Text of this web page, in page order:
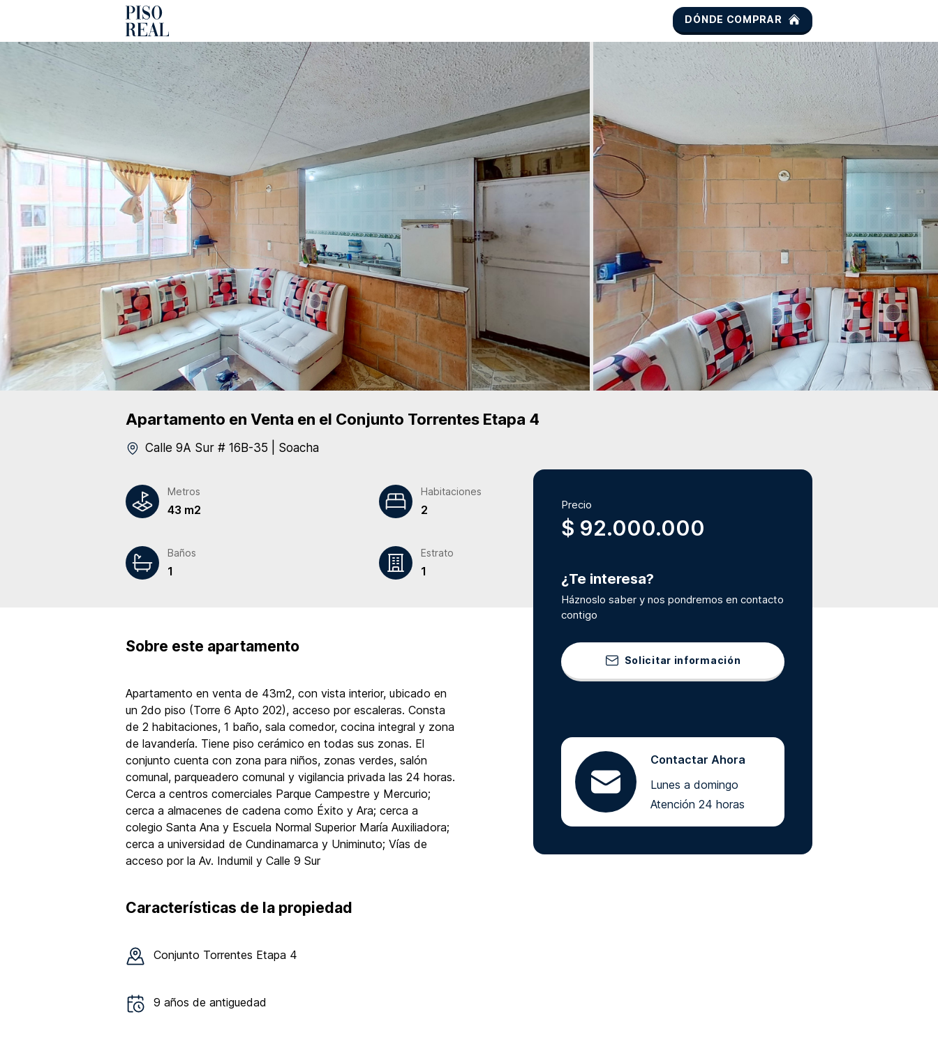
DÓNDE COMPRAR
Apartamento en Venta en el Conjunto Torrentes Etapa 4
Calle 9A Sur # 16B-35 Soacha
Metros
43 m2
Habitaciones
2
Baños
1
Estrato
1
Sobre este apartamento
Apartamento en venta de 43m2, con vista interior, ubicado en
un 2do piso (Torre 6 Apto 202), acceso por escaleras. Consta
de 2 habitaciones, 1 baño, sala comedor, cocina integral y zona
de lavandería. Tiene piso cerámico en todas sus zonas. El
conjunto cuenta con zona para niños, zonas verdes, salón
comunal, parqueadero comunal y vigilancia privada las 24 horas.
Cerca a centros comerciales Parque Campestre y Mercurio;
cerca a almacenes de cadena como Éxito y Ara; cerca a
colegio Santa Ana y Escuela Normal Superior María Auxiliadora;
cerca a universidad de Cundinamarca y Uniminuto; Vías de
acceso por la Av. Indumil y Calle 9 Sur
Características de la propiedad
Conjunto Torrentes Etapa 4
9 años de antiguedad
Precio
$ 92.000.000
¿Te interesa?
Háznoslo saber y nos pondremos en contacto
contigo
Solicitar información
Contactar Ahora
Lunes a domingo
Atención 24 horas